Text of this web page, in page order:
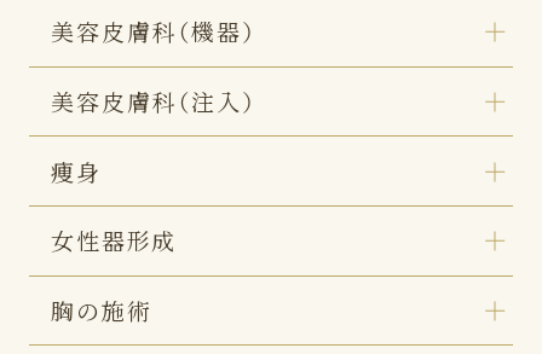
美容皮膚科（機器）
美容皮膚科（注入）
痩身
女性器形成
胸の施術